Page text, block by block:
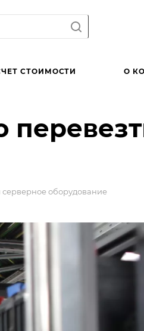
СТОИМОСТИ О
оборудование